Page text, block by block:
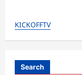
KICKOFFTV
Search